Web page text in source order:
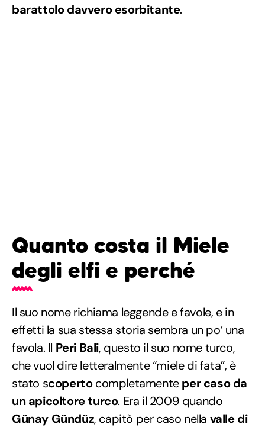
barattolo davvero esorbitante.
Quanto costa il Miele
degli elfi e perché
Il suo nome richiama leggende e favole, e in
effetti la sua stessa storia sembra un po’ una
favola. Il Peri Bali, questo il suo nome turco,
che vuol dire letteralmente “miele di fata”, è
stato scopertocompletamenteper caso da
un apicoltore turco. Era il 2009 quando
Günay Gündüz, capitò per caso nella valle di